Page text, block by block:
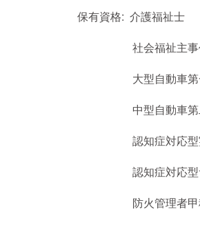
保有資格: 介護福祉士
社会福祉主事任
大型自動車第一
中型自動車第二
認知症対応型実
認知症対応型サ
防火管理者甲